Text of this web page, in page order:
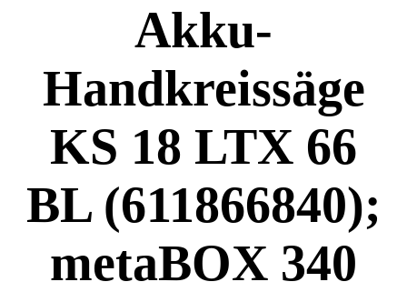
Akku-
Handkreissäge
KS 18 LTX 66
BL (611866840);
metaBOX 340